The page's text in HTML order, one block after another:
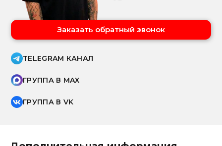
Заказать обратный звонок
TELEGRAM КАНАЛ
ГРУППА В MAX
ГРУППА В VK